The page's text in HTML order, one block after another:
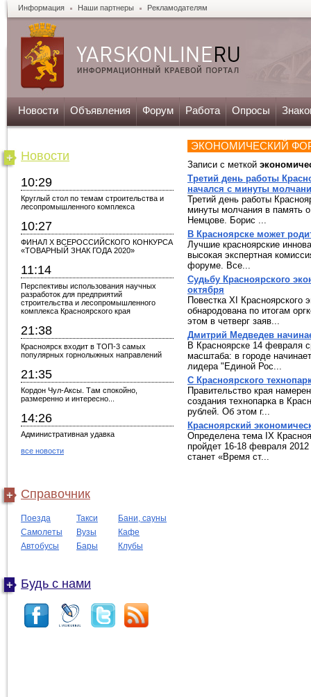
Информация Наши партнеры Рекламодателям
Новости Объявления Форум Работа Опросы
Новости
10:29
Круглый стол по темам строительства и
лесопромышленного комплекса
10:27
ФИНАЛ X ВСЕРОССИЙСКОГО КОНКУРСА
«ТОВАРНЫЙ ЗНАК ГОДА 2020»
11:14
Перспективы использования научных
разработок для предприятий
строительства и лесопромышленного
комплекса Красноярского края
21:38
Красноярск входит в ТОП-3 самых
популярных горнолыжных направлений
21:35
Кордон Чул-Аксы. Там спокойно,
размеренно и интересно...
14:26
Административная удавка
все новости
Справочник
Поезда Такси
Бани, сауны
Самолеты
Вузы
Кафе
Автобусы
Бары Клубы
Будь с нами
ЭКОНОМИЧЕСКИЙ
Записи с меткой
Третий день работы
начался с минуты
Третий день работы
минуты молчания в память
Немцове. Борис ...
В Красноярске может
Лучшие красноярские
высокая экспертная
форуме. Все...
Судьбу Красноярского
октября
Повестка XI Красноярского
обнародована по итогам
этом в четверг заяв...
Дмитрий Медведев
В Красноярске 14 февраля
масштаба: в городе
лидера "Единой Рос...
С Красноярского
Правительство края
создания технопарка в
рублей. Об этом г...
Красноярский
Определена тема IX
пройдет 16-18 февраля
станет «Время ст...